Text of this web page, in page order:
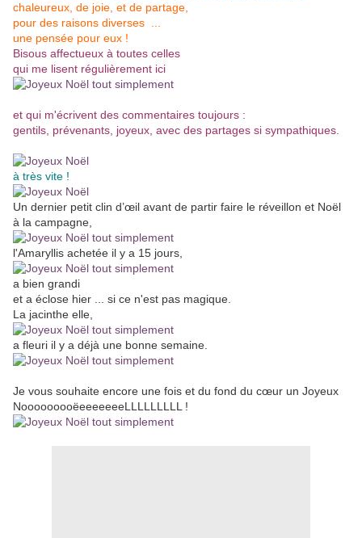
chaleureux, de joie, et de partage,
pour des raisons diverses ...
une pensée pour eux !
Bisous affectueux à toutes celles
qui me lisent régulièrement ici
et qui m'écrivent des commentaires toujours :
gentils, prévenants, joyeux, avec des partages si sympathiques.
à très vite !
Un dernier petit clin d’œil avant de partir faire le réveillon et Noël
à la campagne,
l'Amaryllis achetée il y a 15 jours,
a bien grandi
et a éclose hier ... si ce n'est pas magique.
La jacinthe elle,
a fleuri il y a déjà une bonne semaine.
Je vous souhaite encore une fois et du fond du cœur un Joyeux
NooooooooëeeeeeeeLLLLLLLLL !